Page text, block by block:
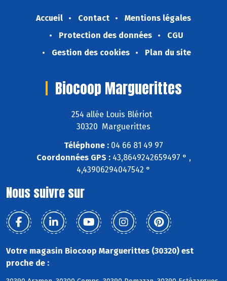
Accueil Contact
Mentions légales
Protection des données
CGU
Gestion des cookies
Plan du site
Biocoop Marguerittes
254 allée Louis Blériot
30320 Marguerittes
Téléphone : 04 66 81 49 97
Coordonnées GPS :43,8649242659497 ° ,
4,43906294047542 °
Nous suivre sur
Votre magasin Biocoop Marguerittes (30320) est
proche de :